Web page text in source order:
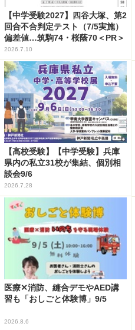
【中学受験2027】四谷大塚、第2
回合不合判定テスト（7/5実施）
偏差値…筑駒74・桜蔭70＜PR＞
2026.7.10
【高校受験】【中学受験】兵庫
県内の私立31校が集結、個別相
談会9/6
2026.7.28
医療✕消防、縫合デモやAED講
習も「おしごと体験博」9/5
2026.8.6